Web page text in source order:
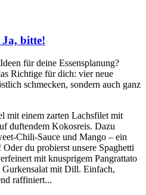
bitte!
für deine Essensplanung?
Richtige für dich: vier neue
schmecken, sondern auch ganz
mit einem zarten Lachsfilet mit
duftendem Kokosreis. Dazu
Chili-Sauce und Mango – ein
du probierst unsere Spaghetti
mit knusprigem Pangrattato
Gurkensalat mit Dill. Einfach,
raffiniert...